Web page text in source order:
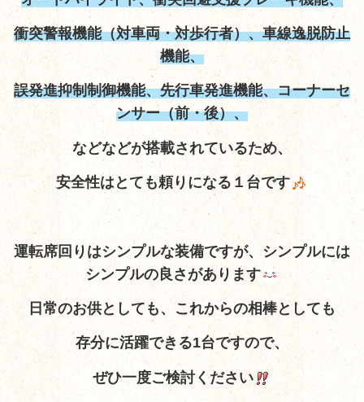
衝突警報機能（対車両・対歩行者）、車線逸脱防止
機能、
誤発進抑制制御機能、先行車発進機能、コーナーセ
ンサー（前・後）、
などなどが搭載されているため、
安全性はとても頼りになる１台です
運転席回りはシンプルな装備ですが、シンプルには
シンプルの良さがあります
日常のお供としても、これからの相棒としても
存分に活躍できる1台ですので、
ぜひ一度ご検討ください